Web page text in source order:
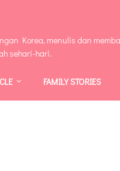
Korea, menulis dan
sehari-hari.
FAMILY STORIES